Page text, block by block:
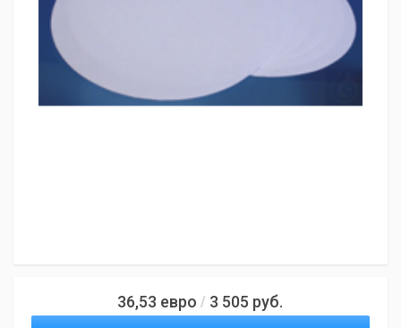
36,53 евро / 3 505 руб.